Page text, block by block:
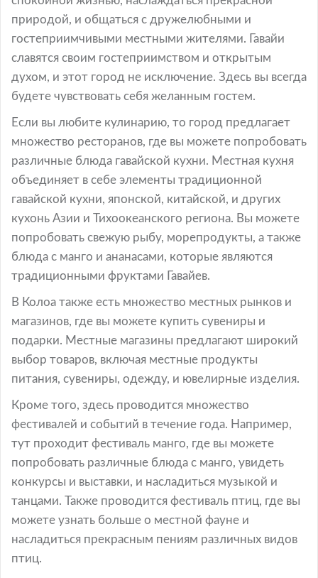
природой, и общаться с дружелюбными и
гостеприимчивыми местными жителями. Гавайи
славятся своим гостеприимством и открытым
духом, и этот город не исключение. Здесь вы всегда
будете чувствовать себя желанным гостем.
Если вы любите кулинарию, то город предлагает
множество ресторанов, где вы можете попробовать
различные блюда гавайской кухни. Местная кухня
объединяет в себе элементы традиционной
гавайской кухни, японской, китайской, и других
кухонь Азии и Тихоокеанского региона. Вы можете
попробовать свежую рыбу, морепродукты, а также
блюда с манго и ананасами, которые являются
традиционными фруктами Гавайев.
В Колоа также есть множество местных рынков и
магазинов, где вы можете купить сувениры и
подарки. Местные магазины предлагают широкий
выбор товаров, включая местные продукты
питания, сувениры, одежду, и ювелирные изделия.
Кроме того, здесь проводится множество
фестивалей и событий в течение года. Например,
тут проходит фестиваль манго, где вы можете
попробовать различные блюда с манго, увидеть
конкурсы и выставки, и насладиться музыкой и
танцами. Также проводится фестиваль птиц, где вы
можете узнать больше о местной фауне и
насладиться прекрасным пениям различных видов
птиц.